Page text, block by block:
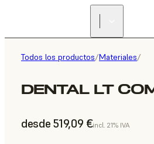
Todos los productos/Materiales/
DENTAL LT
desde 519,09 €incl. 21% IVA